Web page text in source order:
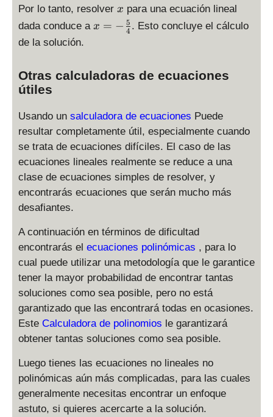
6
}
Por lo tanto, resolver x
x para una ecuación lineal
dada conduce a x
fr
{
5
}
{
4
x = − 4
5 . Esto concluye el cálculo
de la solución.
Otras calculadoras de ecuaciones
útiles
Usando un salculadora de ecuaciones Puede
resultar completamente útil, especialmente cuando
se trata de ecuaciones difíciles. El caso de las
ecuaciones lineales realmente se reduce a una
clase de ecuaciones simples de resolver, y
encontrarás ecuaciones que serán mucho más
desafiantes.
A continuación en términos de dificultad
encontrarás el ecuaciones polinómicas , para lo
cual puede utilizar una metodología que le garantice
tener la mayor probabilidad de encontrar tantas
soluciones como sea posible, pero no está
garantizado que las encontrará todas en ocasiones.
Este Calculadora de polinomios le garantizará
obtener tantas soluciones como sea posible.
Luego tienes las ecuaciones no lineales no
polinómicas aún más complicadas, para las cuales
generalmente necesitas encontrar un enfoque
astuto, si quieres acercarte a la solución.